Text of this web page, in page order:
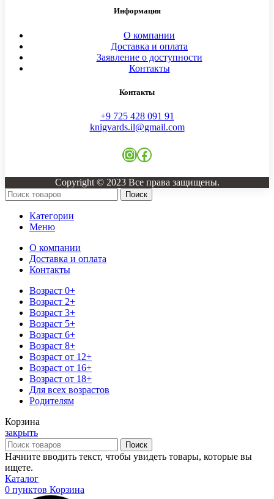
Информация
О компании
Доставка и оплата
Заявление о доступности
Контакты
Контакты
+9 725 428 091 91
knigvards.il@gmail.com
Instagram
Facebook
Copyright © 2023 Все права защищены.
Поиск
Категории
Меню
О компании
Доставка и оплата
Контакты
Возраст 0+
Возраст 2+
Возраст 3+
Возраст 5+
Возраст 6+
Возраст 8+
Возраст от 12+
Возраст от 16+
Возраст от 18+
Для всех возрастов
Родителям
Корзина
закрыть
Поиск
Начните вводить текст, чтобы увидеть товары, которые вы
ищете.
Каталог
0 пунктов Корзина